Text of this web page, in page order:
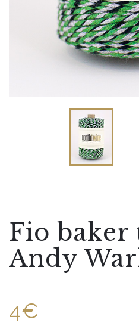
Fio baker
Andy
4€